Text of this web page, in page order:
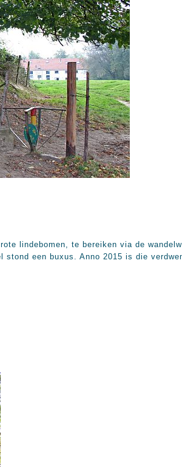
lindebomen, te bereiken via de
stond een buxus. Anno 2015 is die